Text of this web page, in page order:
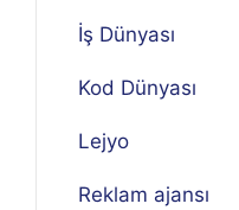
İş Dünyası
Kod Dünyası
Lejyo
Reklam ajansı